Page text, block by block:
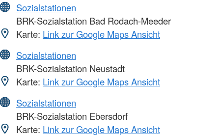
Sozialstationen
BRK-Sozialstation Bad Rodach-Meeder
Karte: Link zur Google Maps Ansicht
Sozialstationen
BRK-Sozialstation Neustadt
Karte: Link zur Google Maps Ansicht
Sozialstationen
BRK-Sozialstation Ebersdorf
Karte: Link zur Google Maps Ansicht